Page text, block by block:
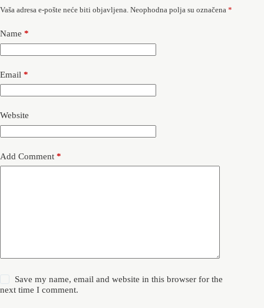
Vaša adresa e-pošte neće biti objavljena. Neophodna polja su označena *
Name *
Email *
Website
Add Comment *
Save my name, email and website in this browser for the
next time I comment.